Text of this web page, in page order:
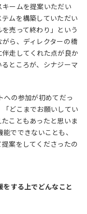
ームを提案いただい
ムを構築していただい
売って終わり」という
ら、ディレクターの橋
走してくれた点が良か
ところが、シナジーマ
の参加が初めてだっ
どこまでお願いしてい
こともあったと思いま
でできないことも、
案をしてくださったの
する上でどんなこと